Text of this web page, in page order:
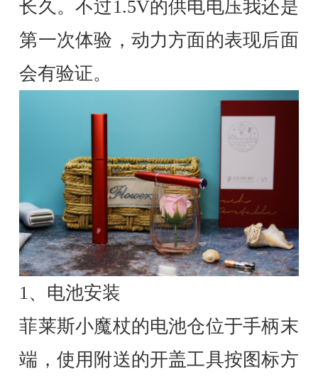
长久。不过1.5V的供电电压我还是
第一次体验，动力方面的表现后面
会有验证。
1、电池安装
菲莱斯小魔杖的电池仓位于手柄末
端，使用附送的开盖工具按图标方